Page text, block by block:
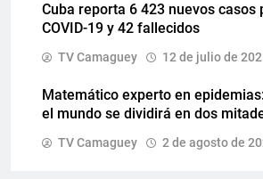
Cuba reporta 6 423 nuevos casos
COVID-19 y 42 fallecidos
TV Camaguey 12 de julio de
Matemático experto en
el mundo se dividirá en dos
TV Camaguey 2 de agosto de